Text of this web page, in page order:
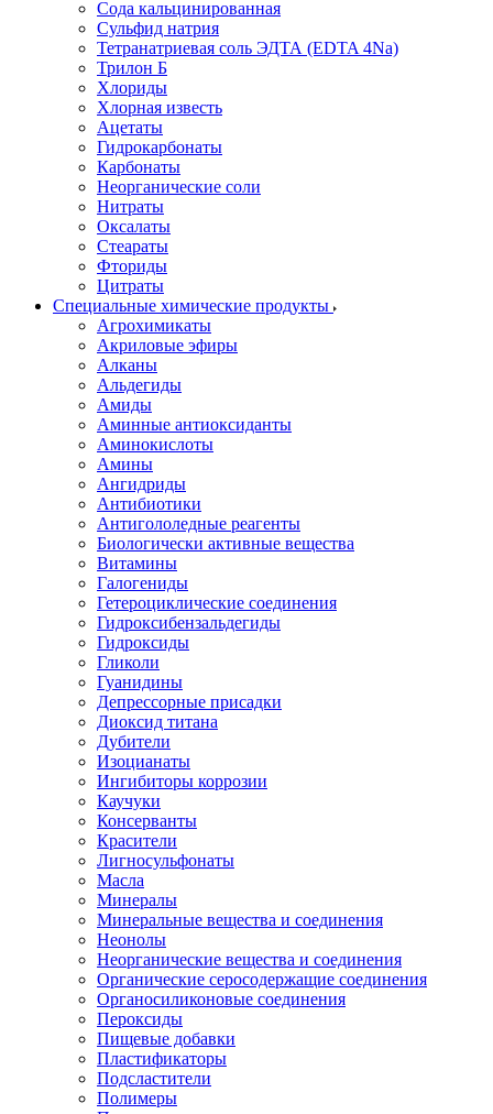
Сода кальцинированная
Сульфид натрия
Тетранатриевая соль ЭДТА (EDTA 4Na)
Трилон Б
Хлориды
Хлорная известь
Ацетаты
Гидрокарбонаты
Карбонаты
Неорганические соли
Нитраты
Оксалаты
Стеараты
Фториды
Цитраты
Специальные химические продукты
Агрохимикаты
Акриловые эфиры
Алканы
Альдегиды
Амиды
Аминные антиоксиданты
Аминокислоты
Амины
Ангидриды
Антибиотики
Антигололедные реагенты
Биологически активные вещества
Витамины
Галогениды
Гетероциклические соединения
Гидроксибензальдегиды
Гидроксиды
Гликоли
Гуанидины
Депрессорные присадки
Диоксид титана
Дубители
Изоцианаты
Ингибиторы коррозии
Каучуки
Консерванты
Красители
Лигносульфонаты
Масла
Минералы
Минеральные вещества и соединения
Неонолы
Неорганические вещества и соединения
Органические серосодержащие соединения
Органосиликоновые соединения
Пероксиды
Пищевые добавки
Пластификаторы
Подсластители
Полимеры